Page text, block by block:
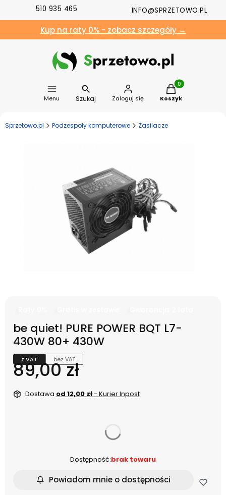
510 935 465 INFO@SPRZETOWO.PL
Kup na raty 0% - zobacz szczegóły →
Menu Szukaj Zaloguj się
Produkty w
Koszyk
Sprzetowo.pl Podzespoły komputerowe Zasilacze
be quiet! PURE POWER BQT L7-
430W 80+ 430W
z VAT bez VAT
Cena
89,00 zł
Dostawa od 12,00 zł- Kurier Inpost
Dostępność:brak towaru
Powiadom mnie o dostępności